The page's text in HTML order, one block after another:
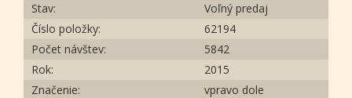
Stav:
Voľný predaj
Číslo položky:
62194
Počet návštev:
5842
Rok:
2015
Značenie:
vpravo dole